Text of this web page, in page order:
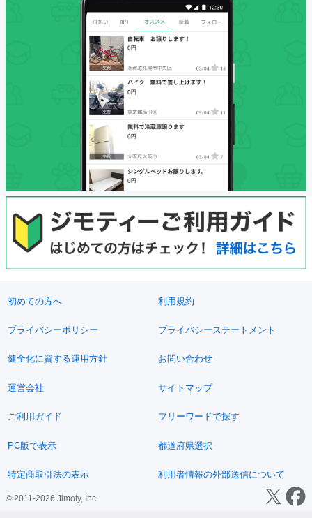
初めての方へ 利用規約
プライバシーポリシー プライバシーステートメント
健全化に資する運用方針 お問い合わせ
運営会社 サイトマップ
ご利用ガイド フリーワードで探す
PC版で表示 都道府県選択
特定商取引法の表示 利用者情報の外部送信について
© 2011-2026 Jimoty, Inc.